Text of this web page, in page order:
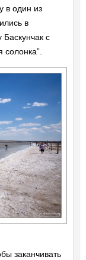
в один из
в
с
заканчивать